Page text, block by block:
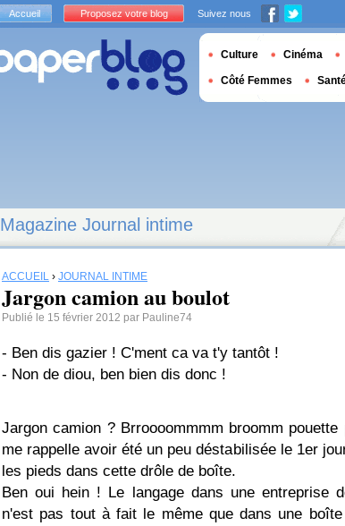
Magazine Journal intime
ACCUEIL › JOURNAL INTIME
Jargon camion au boulot
Publié le 15 février 2012 par Pauline74
- Ben dis gazier ! C'ment ca va t'y tantôt !
- Non de diou, ben bien dis donc !
Jargon camion ? Brroooommmm broomm pouette
me rappelle avoir été un peu déstabilisée le 1er
les pieds dans cette drôle de boîte.
Ben oui hein ! Le langage dans une entreprise
n'est pas tout à fait le même que dans une
Accueil Proposez votre blog Suivez nous
Culture Cinéma
Côté Femmes